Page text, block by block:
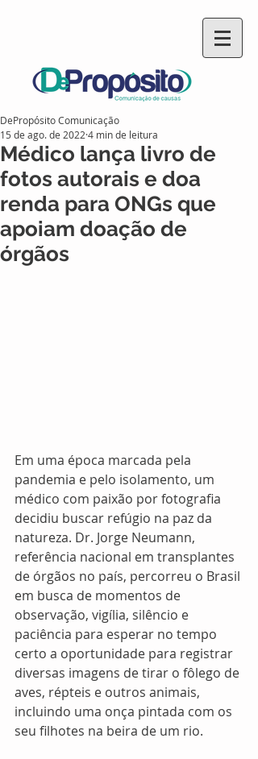
Médico lança livro de
fotos autorais e doa
renda para ONGs que
apoiam doação de
órgãos
DePropósito Comunicação
15 de ago. de 2022 4 min de leitura
Em uma época marcada pela
pandemia e pelo isolamento, um
médico com paixão por fotografia
decidiu buscar refúgio na paz da
natureza. Dr. Jorge Neumann,
referência nacional em transplantes
de órgãos no país, percorreu o Brasil
em busca de momentos de
observação, vigília, silêncio e
paciência para esperar no tempo
certo a oportunidade para registrar
diversas imagens de tirar o fôlego de
aves, répteis e outros animais,
incluindo uma onça pintada com os
seu filhotes na beira de um rio.